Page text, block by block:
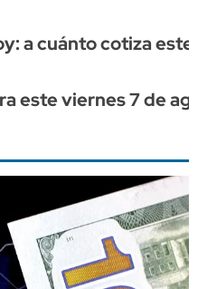
a cuánto cotiza
este viernes 7 de